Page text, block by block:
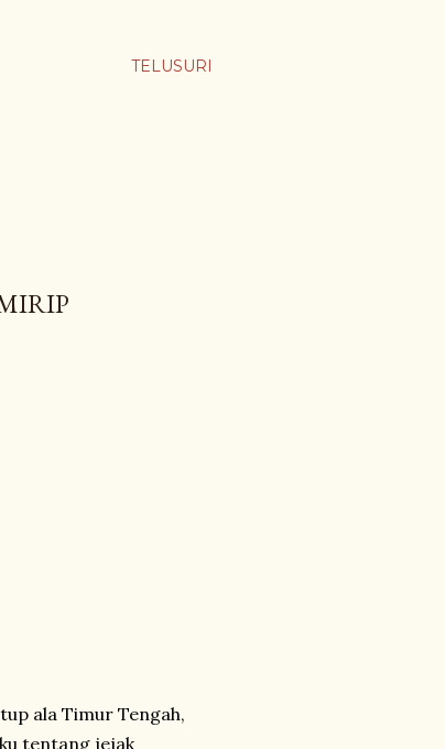
TELUSURI
ala Timur Tengah,
tentang jejak